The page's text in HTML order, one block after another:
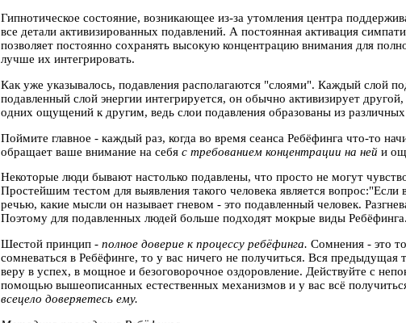
Гипнотическое состояние, возникающее из-за утомления центра
все детали активизированных подавлений. А постоянная активация
позволяет постоянно сохранять высокую концентрацию внимания для
лучше их интегрировать.
Как уже указывалось, подавления располагаются "слоями". Каждый слой
подавленный слой энергии интегрируется, он обычно активизирует
одних ощущений к другим, ведь слои подавления образованы из
Поймите главное - каждый раз, когда во время сеанса Ребёфинга что-то
обращает ваше внимание на себя с требованием концентрации на ней и
Некоторые люди бывают настолько подавлены, что просто не могут
Простейшим тестом для выявления такого человека является
речью, какие мысли он называет гневом - это подавленный человек.
Поэтому для подавленных людей больше подходят мокрые виды
Шестой принцип - полное доверие к процессу ребёфинга. Сомнения - это
сомневаться в Ребёфинге, то у вас ничего не получиться. Вся предыдущая
веру в успех, в мощное и безоговорочное оздоровление. Действуйте с
помощью вышеописанных естественных механизмов и у вас всё
всецело доверяетесь ему.